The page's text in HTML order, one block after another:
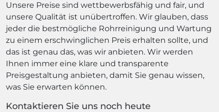
Unsere Preise sind wettbewerbsfähig und fair, und
unsere Qualität ist unübertroffen. Wir glauben, dass
jeder die bestmögliche Rohrreinigung und Wartung
zu einem erschwinglichen Preis erhalten sollte, und
das ist genau das, was wir anbieten. Wir werden
Ihnen immer eine klare und transparente
Preisgestaltung anbieten, damit Sie genau wissen,
was Sie erwarten können.
Kontaktieren Sie uns noch heute